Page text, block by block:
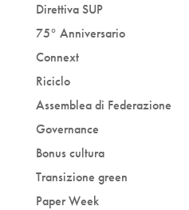
Direttiva SUP
75° Anniversario
Connext
Riciclo
Assemblea di Federazione
Governance
Bonus cultura
Transizione green
Paper Week